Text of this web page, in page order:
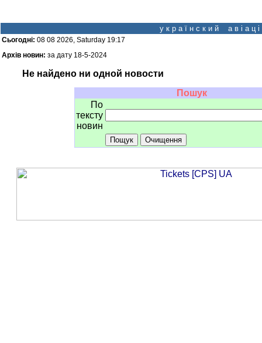
у к р а ї н с к и й а в і а
Сьогодні: 08 08 2026, Saturday 19:17
Архів новин: за дату 18-5-2024
Не найдено ни одной новости
Пошук
По
тексту
новин